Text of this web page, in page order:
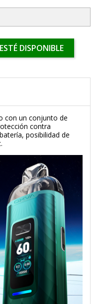
DISPONIBLE
con un conjunto de
contra
posibilidad de